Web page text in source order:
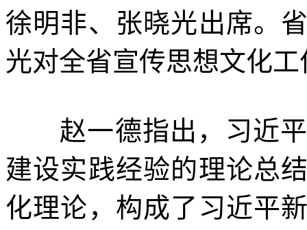
徐明非、张晓光出席。
光对全省宣传思想文化
赵一德指出，习近
建设实践经验的理论总
化理论，构成了习近平